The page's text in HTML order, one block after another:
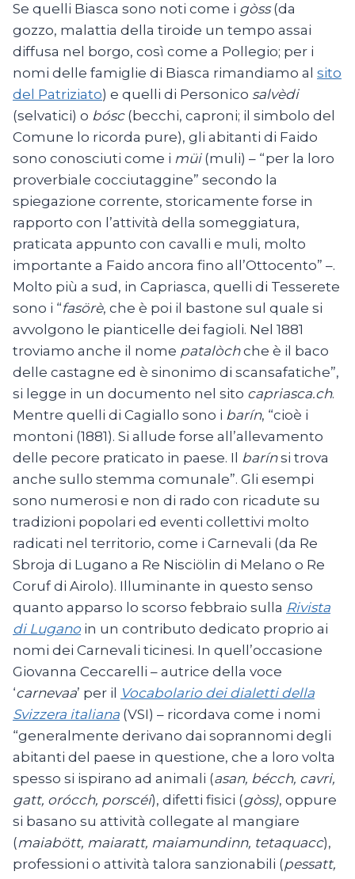
Se quelli Biasca sono noti come i gòss(da
gozzo, malattia della tiroide un tempo assai
diffusa nel borgo, così come a Pollegio; per i
nomi delle famiglie di Biasca rimandiamo al sito
del Patriziato) e quelli di Personico salvèdi
(selvatici) o bósc(becchi, caproni; il simbolo del
Comune lo ricorda pure), gli abitanti di Faido
sono conosciuti come i müi(muli) – “per la loro
proverbiale cocciutaggine” secondo la
spiegazione corrente, storicamente forse in
rapporto con l’attività della someggiatura,
praticata appunto con cavalli e muli, molto
importante a Faido ancora fino all’Ottocento” –.
Molto più a sud, in Capriasca, quelli di Tesserete
sono i “fasörè, che è poi il bastone sul quale si
avvolgono le pianticelle dei fagioli. Nel 1881
troviamo anche il nome patalòchche è il baco
delle castagne ed è sinonimo di scansafatiche”,
si legge in un documento nel sito capriasca.ch.
Mentre quelli di Cagiallo sono i barín, “cioè i
montoni (1881). Si allude forse all’allevamento
delle pecore praticato in paese. Il barínsi trova
anche sullo stemma comunale”. Gli esempi
sono numerosi e non di rado con ricadute su
tradizioni popolari ed eventi collettivi molto
radicati nel territorio, come i Carnevali (da Re
Sbroja di Lugano a Re Nisciölin di Melano o Re
Coruf di Airolo). Illuminante in questo senso
quanto apparso lo scorso febbraio sulla Rivista
di Luganoin un contributo dedicato proprio ai
nomi dei Carnevali ticinesi. In quell’occasione
Giovanna Ceccarelli – autrice della voce
‘carnevaa’ per il
Vocabolario dei dialetti della
Svizzera italiana (VSI) – ricordava come i nomi
“generalmente derivano dai soprannomi degli
abitanti del paese in questione, che a loro volta
spesso si ispirano ad animali (asan, bécch, cavri,
gatt, orócch, porscéi), difetti fisici (gòss), oppure
si basano su attività collegate al mangiare
(maiabött, maiaratt, maiamundinn, tetaquacc),
professioni o attività talora sanzionabili (pessatt,